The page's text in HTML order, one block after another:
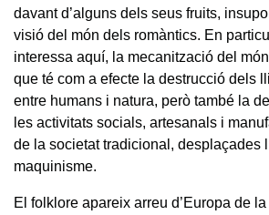
davant d’alguns dels seus fruits,
visió del món dels romàntics. En
interessa aquí, la mecanització del
que té com a efecte la destrucció dels
entre humans i natura, però també la
les activitats socials, artesanals i
de la societat tradicional, desplaçades
maquinisme.
El folklore apareix arreu d’Europa de la